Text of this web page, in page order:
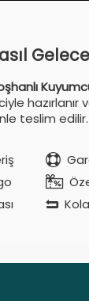
hazırlanır
teslim edilir.